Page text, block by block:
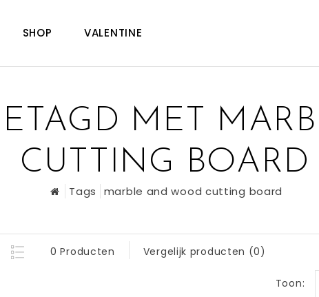
SHOP VALENTINE
MET
CUTTING BOARD
Tags marble and wood cutting board
0 Producten Vergelijk producten (0)
Toon: